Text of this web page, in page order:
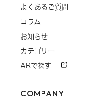
よくあるご質問
コラム
お知らせ
カテゴリー
ARで探す
COMPANY